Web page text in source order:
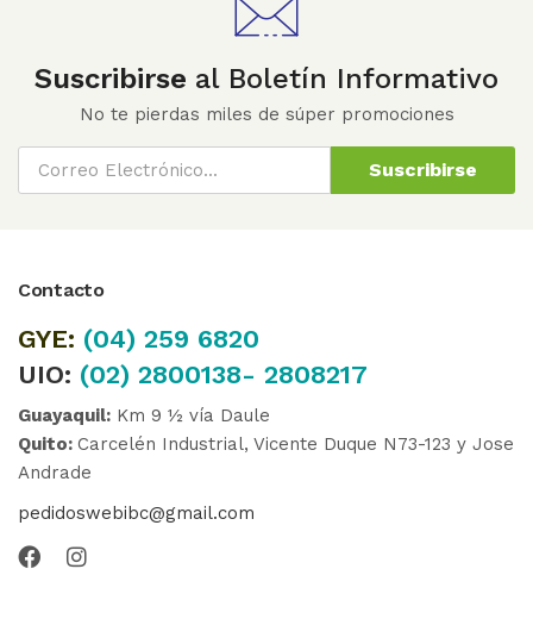
Suscribirse al Boletín Informativo
No te pierdas miles de súper promociones
Suscribirse
Contacto
GYE: (04) 259 6820
UIO: (02) 2800138- 2808217
Guayaquil: Km 9 ½ vía Daule
Quito: Carcelén Industrial, Vicente Duque N73-123 y Jose
Andrade
pedidoswebibc@gmail.com